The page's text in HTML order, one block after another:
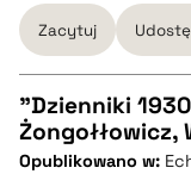
Zacytuj
CZYSTY TEKST
"Dzienniki
Żongołłowicz,
Opublikowano w: